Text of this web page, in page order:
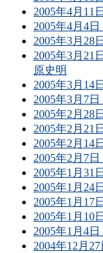
2005年4月11
2005年4月4
2005年3月28
2005年3月21
原史明
2005年3月14
2005年3月7
2005年2月28
2005年2月21
2005年2月14
2005年2月7
2005年1月31
2005年1月24
2005年1月17
2005年1月10
2005年1月4
2004年12月